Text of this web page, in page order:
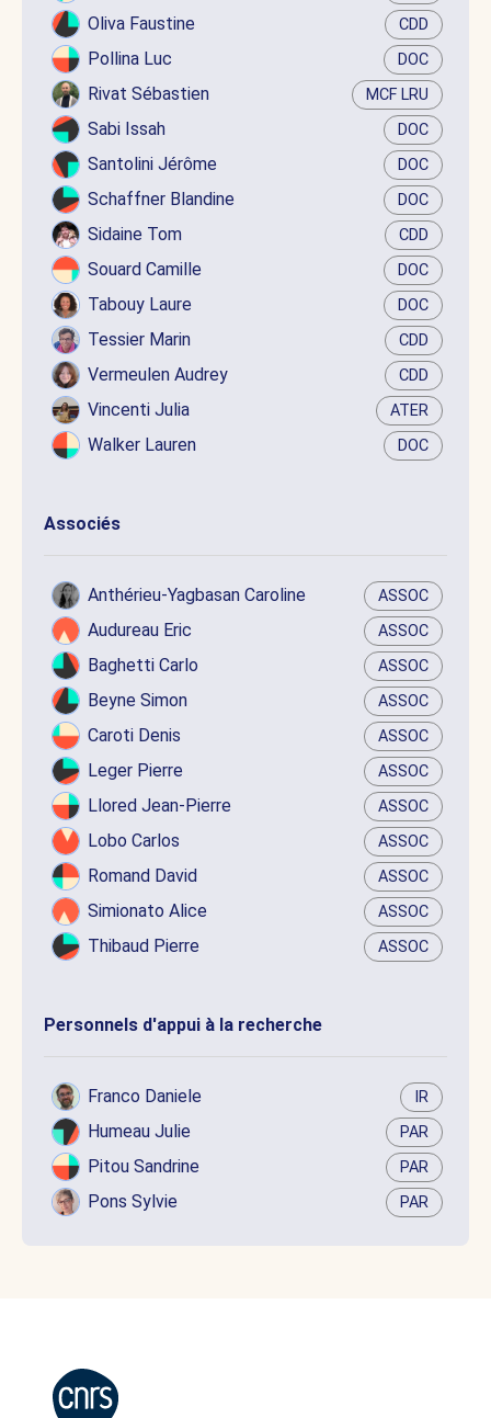
Oliva Faustine CDD
Pollina Luc DOC
Rivat Sébastien MCF LRU
Sabi Issah DOC
Santolini Jérôme DOC
Schaffner Blandine DOC
Sidaine Tom CDD
Souard Camille DOC
Tabouy Laure DOC
Tessier Marin CDD
Vermeulen Audrey CDD
Vincenti Julia ATER
Walker Lauren DOC
Associés
Anthérieu-Yagbasan Caroline ASSOC
Audureau Eric ASSOC
Baghetti Carlo ASSOC
Beyne Simon ASSOC
Caroti Denis ASSOC
Leger Pierre ASSOC
Llored Jean-Pierre ASSOC
Lobo Carlos ASSOC
Romand David ASSOC
Simionato Alice ASSOC
Thibaud Pierre ASSOC
Personnels d'appui à la recherche
Franco Daniele IR
Humeau Julie PAR
Pitou Sandrine PAR
Pons Sylvie PAR